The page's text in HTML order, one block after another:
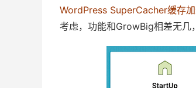
WordPress SuperCacher缓存加
考虑，功能和GrowBig相差无几